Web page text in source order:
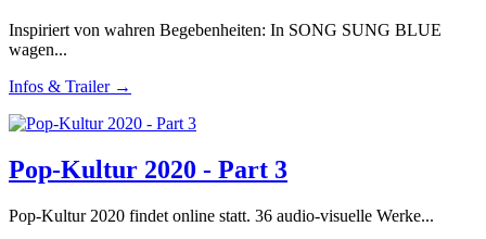
Inspiriert von wahren Begebenheiten: In SONG SUNG BLUE
wagen...
Infos & Trailer →
Pop-Kultur 2020 - Part 3
Pop-Kultur 2020 findet online statt. 36 audio-visuelle Werke...